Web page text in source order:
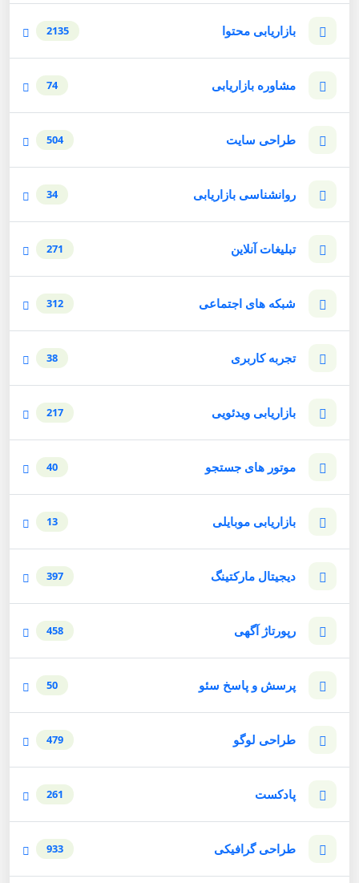
بازاریابی محتوا 2135
مشاوره بازاریابی 74
طراحی سایت 504
روانشناسی بازاریابی 34
تبلیغات آنلاین 271
شبکه های اجتماعی 312
تجربه کاربری 38
بازاریابی ویدئویی 217
موتور های جستجو 40
بازاریابی موبایلی 13
دیجیتال مارکتینگ 397
رپورتاژ آگهی 458
پرسش و پاسخ سئو 50
طراحی لوگو 479
پادکست 261
طراحی گرافیکی 933